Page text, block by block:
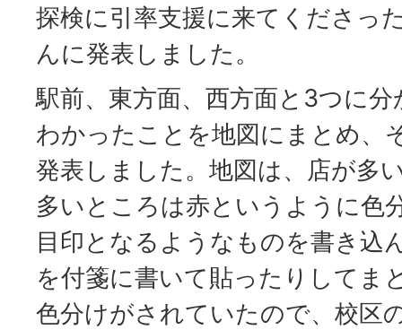
探検に引率支援に来てくださっ
んに発表しました。
駅前、東方面、西方面と3つに
わかったことを地図にまとめ、
発表しました。地図は、店が多
多いところは赤というように色
目印となるようなものを書き込
を付箋に書いて貼ったりしてま
色分けがされていたので、校区